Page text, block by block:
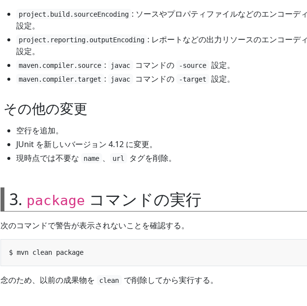
project.build.sourceEncoding : ソースやプロパティファイルなどのエンコーデ
設定。
project.reporting.outputEncoding : レポートなどの出力リソースのエンコーデ
設定。
maven.compiler.source : javac コマンドの -source 設定。
maven.compiler.target : javac コマンドの -target 設定。
その他の変更
空行を追加。
JUnit を新しいバージョン 4.12 に変更。
現時点では不要な
name 、 url タグを削除。
3. package コマンドの実行
次のコマンドで警告が表示されないことを確認する。
念のため、以前の成果物を clean で削除してから実行する。